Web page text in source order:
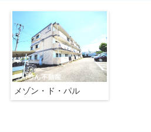
メゾン・ド・パル